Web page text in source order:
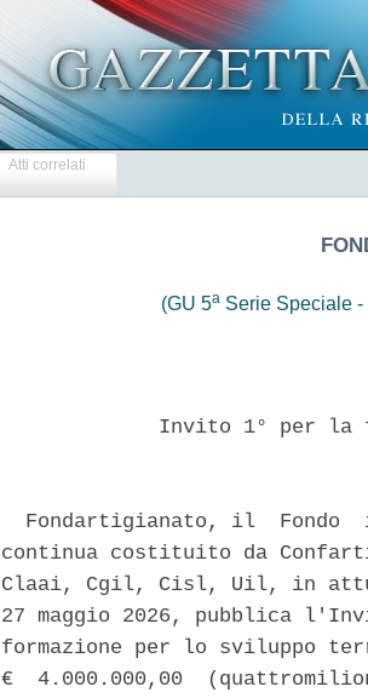
Atti correlati
(GU 5aSerie Speciale -
Invito 1° per
Fondartigianato, il  Fondo
continua costituito da
Claai, Cgil, Cisl, Uil, in
27 maggio 2026, pubblica
formazione per lo sviluppo
€  4.000.000,00